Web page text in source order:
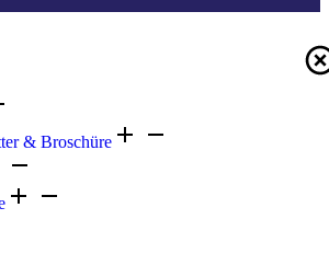
& Broschüre